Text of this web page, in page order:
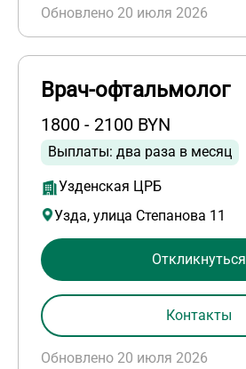
Обновлено 20 июля 2026
Врач-офтальмолог
1800 - 2100 BYN
Выплаты: два раза в месяц
Узденская ЦРБ
Узда, улица Степанова 11
Обновлено 20 июля 2026
Откликнуться
Контакты